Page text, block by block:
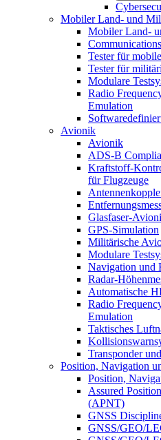
Mobiler Land- und
Mobiler Land-
Tester für
Tester für
Modulare
Radio
Emulation
Avionik
Avionik
ADS-B
Kraftstoff-
für Flugzeuge
Glasfaser-
GPS-Simulation
Militärische
Modulare
Navigation und
Radar-
Automatische
Radio
Emulation
Taktisches
Transponder
Position, Navigation
Position,
Assured
(APNT)
GNSS
GNSS/GEO/